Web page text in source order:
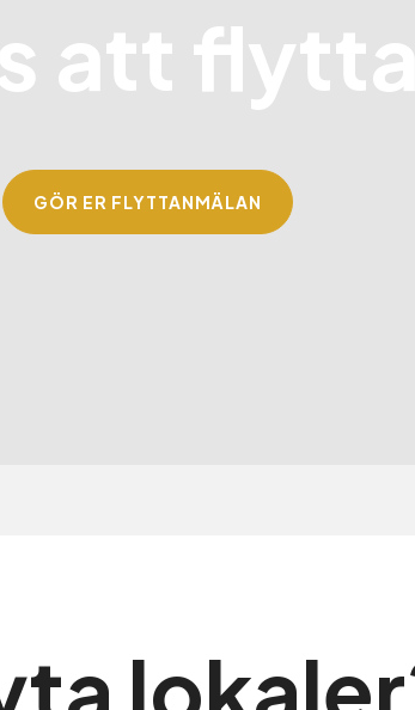
att
GÖR ER FLYTTANMÄLAN